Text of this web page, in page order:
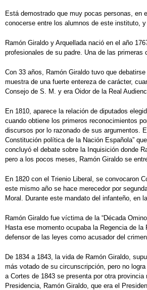
Está demostrado que muy pocas personas,
conocerse entre los alumnos de este instituto,
Ramón Giraldo y Arquellada nació en el año
profesionales de su padre. Una de las
Con 33 años, Ramón Giraldo tuvo que
muestra de una fuerte entereza de carácter,
Consejo de S. M. y era Oidor de la Real
En 1810, aparece la relación de diputados
cuando obtiene los primeros reconocimientos
discursos por lo razonado de sus argumentos.
Constitución política de la Nación Española”
concluyó el debate sobre la Inquisición donde
pero a los pocos meses, Ramón Giraldo se
En 1820 con el Trienio Liberal, se convocaron
este mismo año se hace merecedor por
Moral. Durante este mandato del infanteño, en
Ramón Giraldo fue víctima de la “Década
Hasta ese momento ocupaba la Regencia de
defensor de las leyes como acusador del
De 1834 a 1843, la vida de Ramón Giraldo,
más votado de su circunscripción, pero no
a Cortes de 1843 se presenta por otra
Presidencia, Ramón Giraldo, que era el